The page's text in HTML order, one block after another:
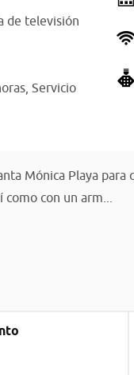
de televisión
Servicio
Mónica Playa
con un arm...